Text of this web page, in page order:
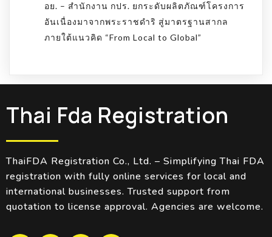
อย. – สำนักงาน กปร. ยกระดับผลิตภัณฑ์โครงการ
อันเนื่องมาจากพระราชดำริ สู่มาตรฐานสากล
ภายใต้แนวคิด “From Local to Global”
Thai Fda Registration
ThaiFDA Registration Co., Ltd. – Simplifying Thai FDA
registration with fully online services for local and
international businesses. Trusted support from
quotation to license approval. Agencies are welcome.